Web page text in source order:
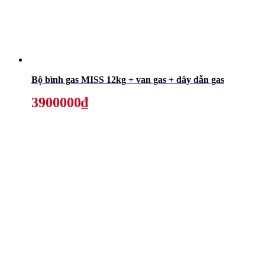
Bộ bình gas MISS 12kg + van gas + dây dẫn gas
3900000₫